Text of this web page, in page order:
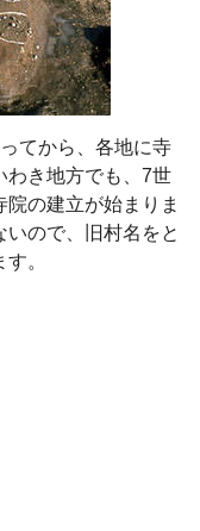
てから、各地に寺
わき地方でも、7世
の建立が始まりま
いので、旧村名をと
。